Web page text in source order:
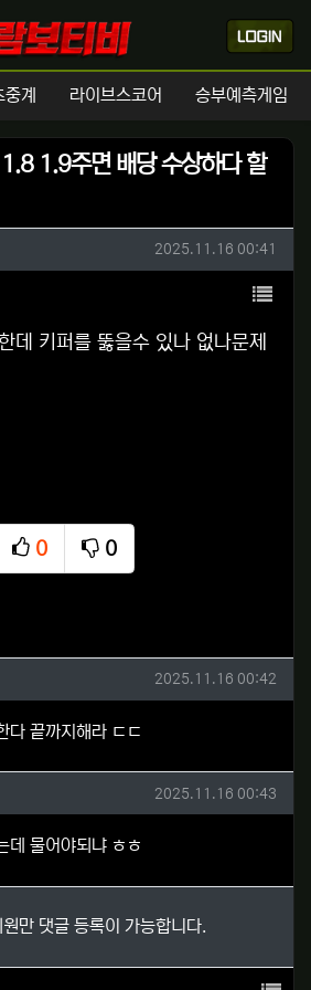
계 라이브스코어 승부예측게임
1.9주면 배당 수상하다 할
작성일
2025.11.16 00:41
목록
데 키퍼를 뚫을수 있나 없나문제
0
추천
0
비추천
댓글 작성일
2025.11.16 00:42
다 끝까지해라 ㄷㄷ
글 작성일
2025.11.16 00:43
데 물어야되냐 ㅎㅎ
만 댓글 등록이 가능합니다.